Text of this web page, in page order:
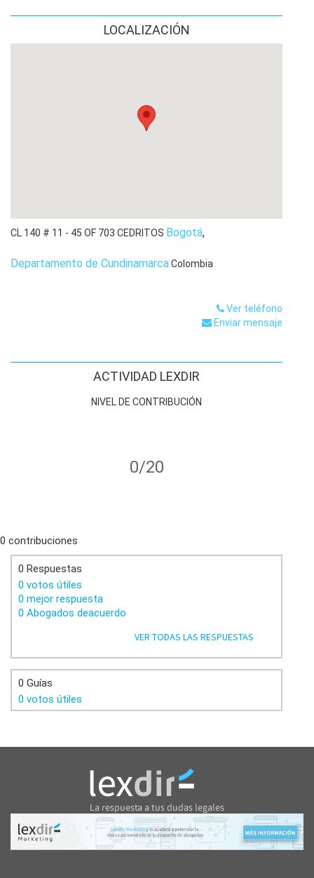
Nuestro propósito es simple: que la justicia no se quede
LOCALIZACIÓN
CL 140 # 11 - 45 OF 703 CEDRITOS Bogotá,
Departamento de CundinamarcaColombia
Ver teléfono
Enviar mensaje
ACTIVIDAD LEXDIR
NIVEL DE CONTRIBUCIÓN
0/20
0 contribuciones
0 Respuestas
0 votos útiles
0 mejor respuesta
0 Abogados deacuerdo
VER TODAS LAS RESPUESTAS
0 Guías
0 votos útiles